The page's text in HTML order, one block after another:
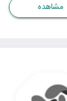
مشاهده